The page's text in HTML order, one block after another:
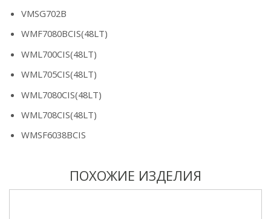
VMSG702B
WMF7080BCIS(48LT)
WML700CIS(48LT)
WML705CIS(48LT)
WML7080CIS(48LT)
WML708CIS(48LT)
WMSF6038BCIS
ПОХОЖИЕ ИЗДЕЛИЯ